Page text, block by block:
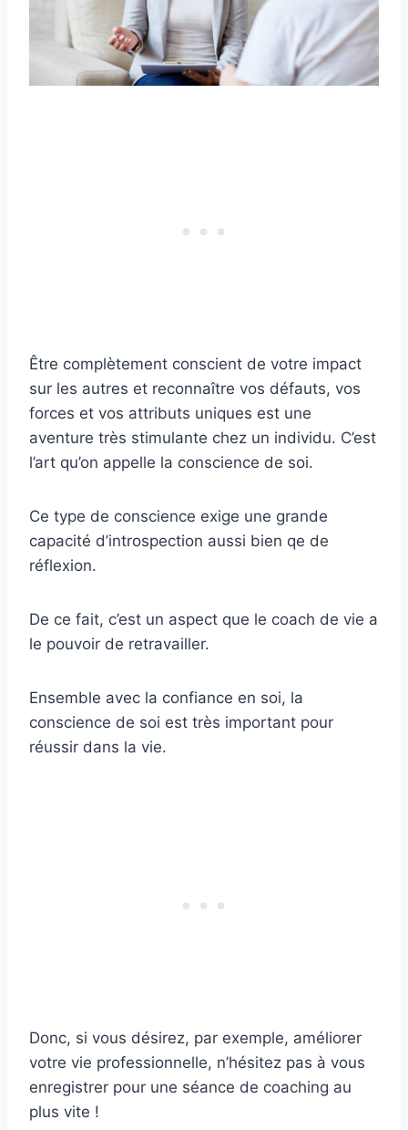
Être complètement conscient de votre impact
sur les autres et reconnaître vos défauts, vos
forces et vos attributs uniques est une
aventure très stimulante chez un individu. C’est
l’art qu’on appelle la conscience de soi.
Ce type de conscience exige une grande
capacité d’introspection aussi bien qe de
réflexion.
De ce fait, c’est un aspect que le coach de vie a
le pouvoir de retravailler.
Ensemble avec la confiance en soi, la
conscience de soi est très important pour
réussir dans la vie.
Donc, si vous désirez, par exemple, améliorer
votre vie professionnelle, n’hésitez pas à vous
enregistrer pour une séance de coaching au
plus vite !